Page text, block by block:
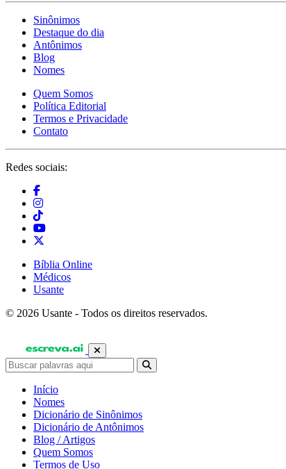
Sinônimos
Destaque do dia
Antônimos
Blog
Nomes
Quem Somos
Política Editorial
Termos e Privacidade
Contato
Redes sociais:
Bíblia Online
Médicos
Usante
© 2026 Usante - Todos os direitos reservados.
Início
Nomes
Dicionário de Sinônimos
Dicionário de Antônimos
Blog / Artigos
Quem Somos
Termos de Uso